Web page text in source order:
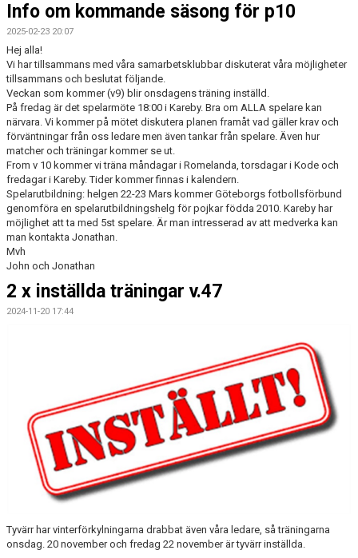
Info om kommande säsong för p10
2025-02-23 20:07
Hej alla!
Vi har tillsammans med våra samarbetsklubbar diskuterat våra möjligheter
tillsammans och beslutat följande.
Veckan som kommer (v9) blir onsdagens träning inställd.
På fredag är det spelarmöte 18:00 i Kareby. Bra om ALLA spelare kan
närvara. Vi kommer på mötet diskutera planen framåt vad gäller krav och
förväntningar från oss ledare men även tankar från spelare. Även hur
matcher och träningar kommer se ut.
From v 10 kommer vi träna måndagar i Romelanda, torsdagar i Kode och
fredagar i Kareby. Tider kommer finnas i kalendern.
Spelarutbildning: helgen 22-23 Mars kommer Göteborgs fotbollsförbund
genomföra en spelarutbildningshelg för pojkar födda 2010. Kareby har
möjlighet att ta med 5st spelare. Är man intresserad av att medverka kan
man kontakta Jonathan.
Mvh
John och Jonathan
2 x inställda träningar v.47
2024-11-20 17:44
Tyvärr har vinterförkylningarna drabbat även våra ledare, så träningarna
onsdag. 20 november och fredag 22 november är tyvärr inställda.